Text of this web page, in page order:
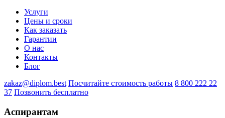
Услуги
Цены и сроки
Как заказать
Гарантии
О нас
Контакты
Блог
zakaz@diplom.best Посчитайте стоимость работы 8 800 222 22
37 Позвонить бесплатно
Аспирантам